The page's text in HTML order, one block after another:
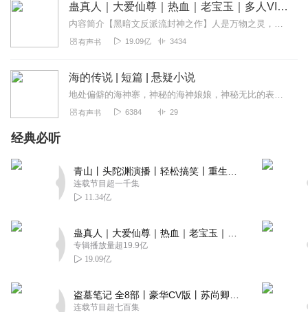
蛊真人｜大爱仙尊｜热血｜老宝玉｜多人VIP免费有声剧
内容简介【黑暗文反派流封神之作】人是万物之灵，蛊是天地真精。一个穿越者不断重生的故事。一个养蛊、炼蛊、用蛊的奇特世界。配音组（男角色）老宝玉旁白...
有声书 19.09亿 3434
海的传说 | 短篇 | 悬疑小说
地处偏僻的海神寨，神秘的海神娘娘，神秘无比的表嫂，恐怖的血泉
有声书 6384 29
经典必听
连载节目超一千集
11.34亿
专辑播放量超19.9亿
19.09亿
连载节目超七百集